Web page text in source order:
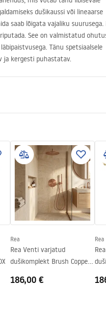
dušikaussi või lineaarse
saab lõigata vajaliku suurusega.
See on valmistatud
Tänu spetsiaalsele
ja kergesti puhastatav.
in
6mm
mm
24 kuud
Rea
Rea Venti varjatud
dušikomplekt Brush Copper
186,00 €
Rea